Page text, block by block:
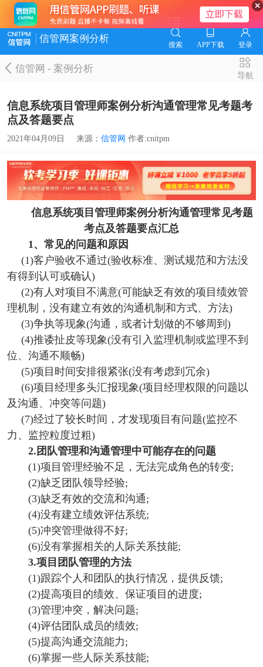
信管网案例分析
搜索 APP下载 登录
信管网- 案例分析
导航
信息系统项目管理师案例分析沟通管理常见考题考
点及答题要点
2021年04月09日 来源： 信管网 作者:cnitpm
信息系统项目管理师案例分析沟通管理常见考题
考点及答题要点汇总
1、常见的问题和原因
(1)客户验收不通过(验收标准、测试规范和方法没
有得到认可或确认)
(2)有人对项目不满意(可能缺乏有效的项目绩效管
理机制，没有建立有效的沟通机制和方式、方法)
(3)争执等现象(沟通，或者计划做的不够周到)
(4)推诿扯皮等现象(没有引入监理机制或监理不到
位、沟通不顺畅)
(5)项目时间安排很紧张(没有考虑到冗余)
(6)项目经理多头汇报现象(项目经理权限的问题以
及沟通、冲突等问题)
(7)经过了较长时间，才发现项目有问题(监控不
力、监控粒度过粗)
2.团队管理和沟通管理中可能存在的问题
(1)项目管理经验不足，无法完成角色的转变;
(2)缺乏团队领导经验;
(3)缺乏有效的交流和沟通;
(4)没有建立绩效评估系统;
(5)冲突管理做得不好;
(6)没有掌握相关的人际关系技能;
3.项目团队管理的方法
(1)跟踪个人和团队的执行情况，提供反馈;
(2)提高项目的绩效、保证项目的进度;
(3)管理冲突，解决问题;
(4)评估团队成员的绩效;
(5)提高沟通交流能力;
(6)掌握一些人际关系技能;